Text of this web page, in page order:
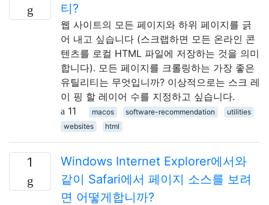
티?
웹 사이트의 모든 페이지와 하위 페이지를 긁
어 내고 싶습니다 (스크랩하면 모든 온라인 콘
텐츠를 로컬 HTML 파일에 저장하는 것을 의미
합니다). 모든 페이지를 크롤링하는 가장 좋은
유틸리티는 무엇입니까? 이상적으로는 스크 레
이 핑 할 레이어 수를 지정하고 싶습니다.
11
macos software-recommendation
utilities
websites
html
1
Windows Internet Explorer에서와
같이 Safari에서 페이지 소스를 보려
면 어떻게합니까?